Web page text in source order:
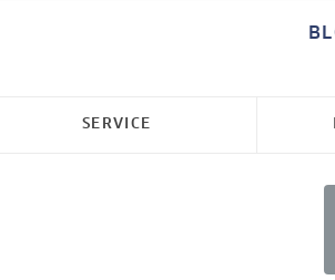
SERVICE